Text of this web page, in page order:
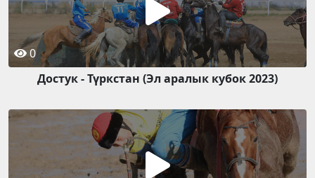
0
Достук - Түркстан (Эл аралык кубок 2023)